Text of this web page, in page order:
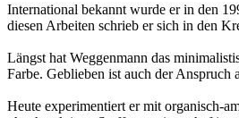
International bekannt wurde er in den
diesen Arbeiten schrieb er sich in den
Längst hat Weggenmann das
Farbe. Geblieben ist auch der
Heute experimentiert er mit organisch-